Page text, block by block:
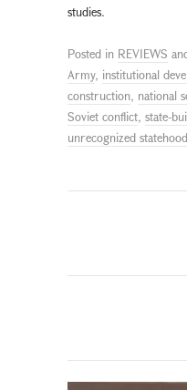
studies.
Posted in REVIEWS
Army, institutional
construction, national
Soviet conflict, state-
unrecognized statehood